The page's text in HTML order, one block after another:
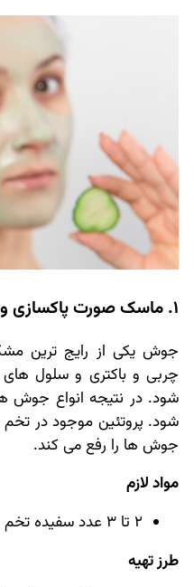
1. ماسک صورت پاکسازی و رفع جوش
جوش یکی از رایج ترین
چربی و باکتری و سلول
شود. در نتیجه انواع جوش
شود. پروتئین موجود در تخم
جوش ها را رفع می کند.
مواد لازم
2 تا 3 عدد سفیده تخم مرغ
طرز تهیه